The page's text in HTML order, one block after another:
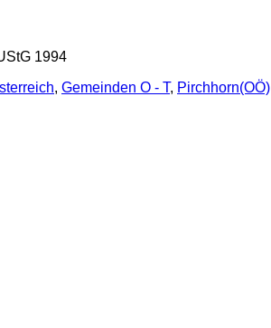
1994
, Gemeinden O - T, Pirchhorn(OÖ)